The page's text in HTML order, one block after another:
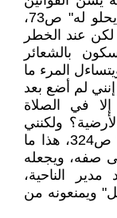
في خمس قرى، وأنه الملك، يعمل ما يحلو له" ص73،
عند الخطر
بالشعائر
المرء ما
لم أضع بعد
في الصلاة
ولكنني
أدركت أنه سيأتي إلى القرية وسيقتلني" ص324، هذا ما
صفه، ويجعله
الناحية،
ويمنعونه من